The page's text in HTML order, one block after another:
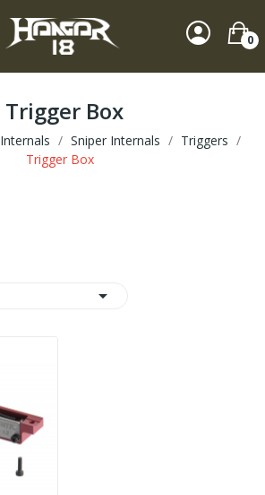
0
Trigger Box
Internals Sniper Internals
Triggers
Trigger Box
